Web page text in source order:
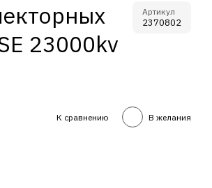
23000kv
Артикул
2370802
К сравнению В желания